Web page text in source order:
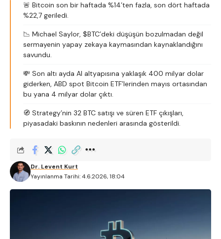
🚨 Bitcoin son bir haftada %14’ten fazla, son dört haftada
%22,7 geriledi.
📉 Michael Saylor, $BTC’deki düşüşün bozulmadan değil
sermayenin yapay zekaya kaymasından kaynaklandığını
savundu.
💸 Son altı ayda AI altyapısına yaklaşık 400 milyar dolar
giderken, ABD spot Bitcoin ETF’lerinden mayıs ortasından
bu yana 4 milyar dolar çıktı.
🧭 Strategy’nin 32 BTC satışı ve süren ETF çıkışları,
piyasadaki baskının nedenleri arasında gösterildi.
Yayınlanma Tarihi: 4.6.2026, 18:04
Dr. Levent Kurt